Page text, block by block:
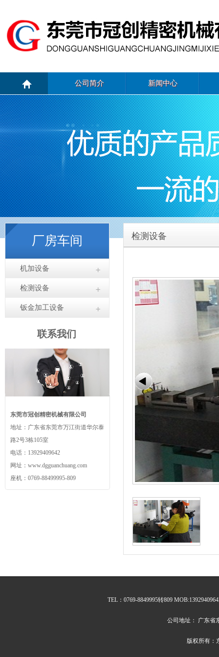
公司简介 新闻中心
厂房车间
机加设备
检测设备
钣金加工设备
联系我们
东莞市冠创精密机械有限公司
地址：广东省东莞市万江街道华尔泰
路2号3栋105室
电话：13929409642
网址：www.dgguanchuang.com
座机：0769-88499995-809
检测设备
TEL：0769-8849995转809
公司地址： 广东省
版权所有：